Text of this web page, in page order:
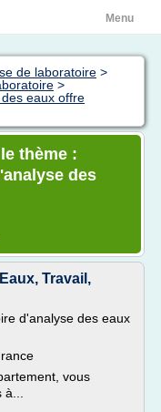
Menu
de laboratoire >
>
eaux offre
thème :
des
Travail,
d'analyse des eaux
vous